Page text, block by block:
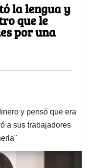
la lengua y
que le
por una
y pensó que era
a sus trabajadores